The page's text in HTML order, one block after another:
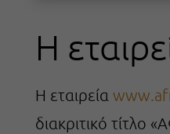
Η
Η εταιρεία
διακριτικό τίτλο